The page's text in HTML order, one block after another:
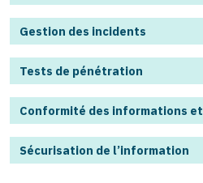
Gestion des incidents
Tests de pénétration
Conformité des informations
Sécurisation de l’information